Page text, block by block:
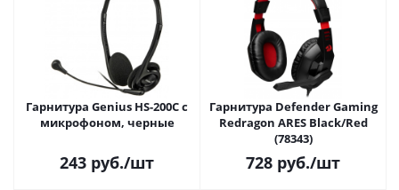
Гарнитура Genius HS-200С с
микрофоном, черные
243 руб./шт
Гарнитура Defender Gaming
Redragon ARES Black/Red
(78343)
728 руб./шт